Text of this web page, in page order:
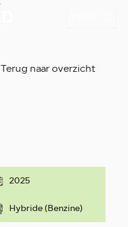
Terug naar overzicht
2025
Hybride (Benzine)